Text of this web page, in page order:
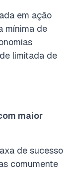
em ação
mínima de
limitada de
maior
de sucesso
comumente